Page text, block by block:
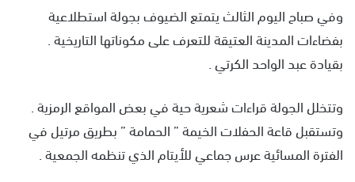
وفي صباح اليوم الثالث يتمتع الضيوف بجولة استطلاعية
بفضاءات المدينة العتيقة للتعرف على مكوناتها التاريخية .
بقيادة عبد الواحد الكرتي .
وتتخلل الجولة قراءات شعرية حية في بعض المواقع الرمزية .
وتستقبل قاعة الحفلات الخيمة ” الحمامة ” بطريق مرتيل في
الفترة المسائية عرس جماعي للأيتام الذي تنظمه الجمعية .